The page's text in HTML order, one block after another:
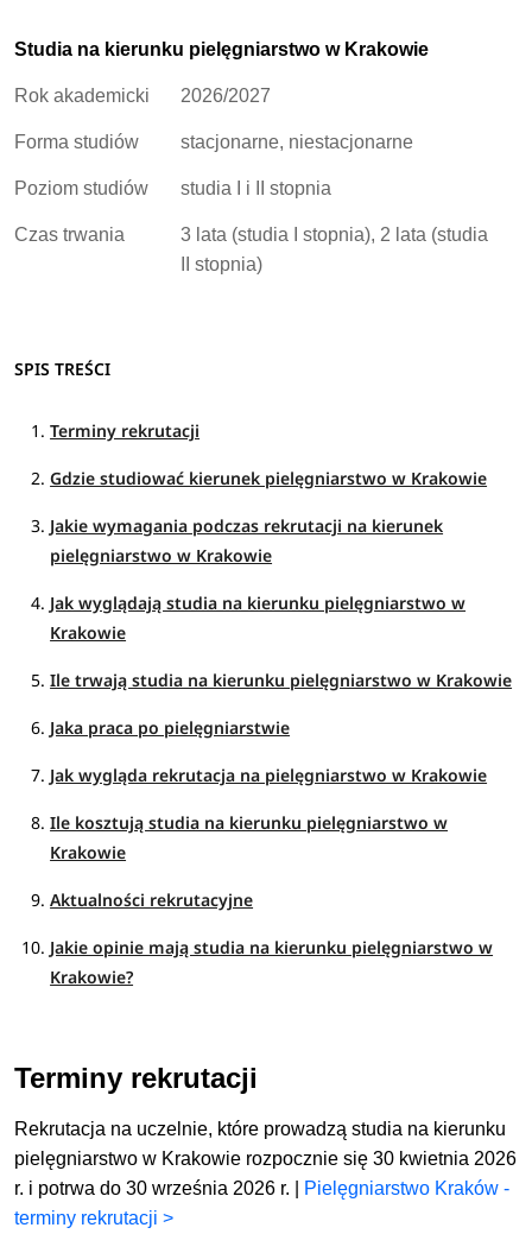
stopnia) lub 2-letnie studia magisterskie (II stopnia). W
zależności od uczelni program można realizować w formie
opis kierunku>
Studia na kierunku pielęgniarstwo w Krakowie
Rok akademicki 2026/2027
Forma studiów stacjonarne, niestacjonarne
Poziom studiów studia I i II stopnia
Czas trwania
3 lata (studia I stopnia), 2 lata (studia
II stopnia)
SPIS TREŚCI
Terminy rekrutacji
Gdzie studiować kierunek pielęgniarstwo w Krakowie
Jakie wymagania podczas rekrutacji na kierunek
pielęgniarstwo w Krakowie
Jak wyglądają studia na kierunku pielęgniarstwo w
Krakowie
Ile trwają studia na kierunku pielęgniarstwo w Krakowie
Jaka praca po pielęgniarstwie
Jak wygląda rekrutacja na pielęgniarstwo w Krakowie
Ile kosztują studia na kierunku pielęgniarstwo w
Krakowie
Aktualności rekrutacyjne
Jakie opinie mają studia na kierunku pielęgniarstwo w
Krakowie?
Terminy rekrutacji
Rekrutacja na uczelnie, które prowadzą studia na kierunku
pielęgniarstwo w Krakowie rozpocznie się 30 kwietnia 2026
r. i potrwa do 30 września 2026 r. |
Pielęgniarstwo Kraków -
terminy rekrutacji >